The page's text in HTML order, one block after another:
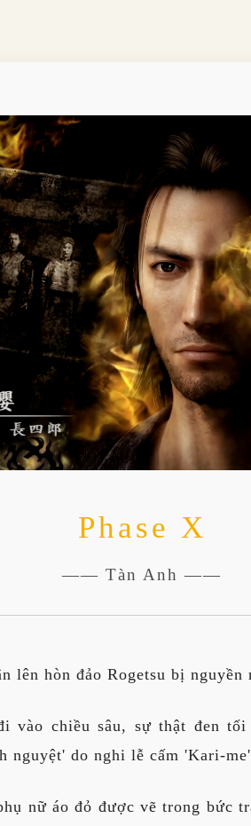
Phase X
—— Tàn Anh ——
lên hòn đảo Rogetsu bị nguyền
vào chiều sâu, sự thật đen
nguyệt' do nghi lễ cấm 'Kari-
nữ áo đỏ được vẽ trong bức